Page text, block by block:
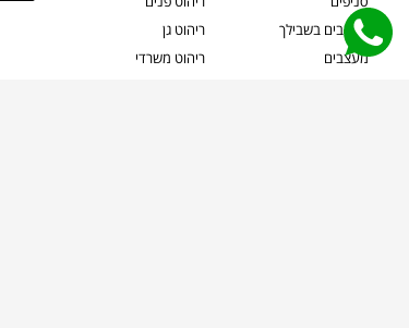
מעצבים בשבילך
מעצבים
ריהוט גן
ריהוט משרדי